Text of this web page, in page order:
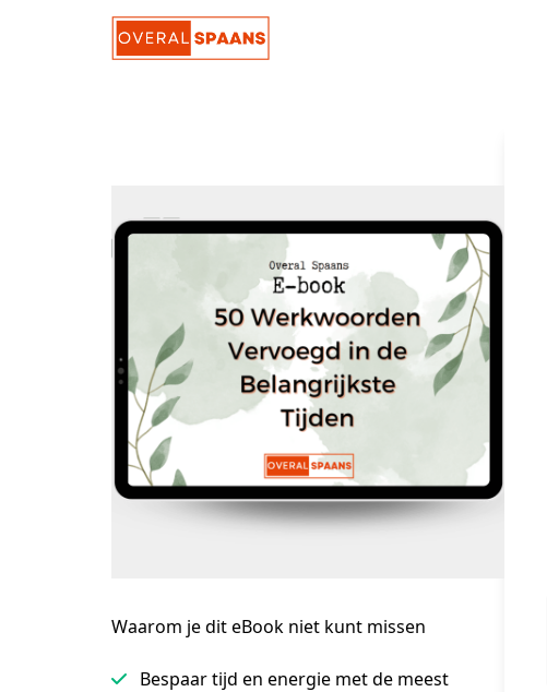
Waarom je dit eBook niet kunt missen
Bespaar tijd en energie met de meest